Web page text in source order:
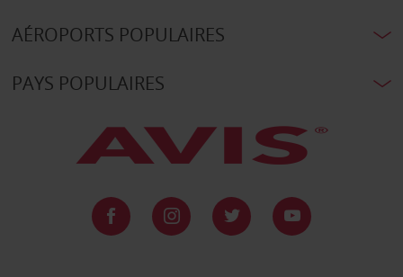
AÉROPORTS POPULAIRES
PAYS POPULAIRES